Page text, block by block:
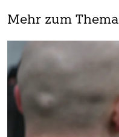
Mehr zum Thema